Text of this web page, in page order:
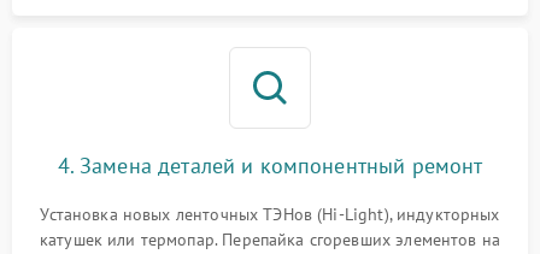
4. Замена деталей и компонентный ремонт
Установка новых ленточных ТЭНов (Hi-Light), индукторных
катушек или термопар. Перепайка сгоревших элементов на